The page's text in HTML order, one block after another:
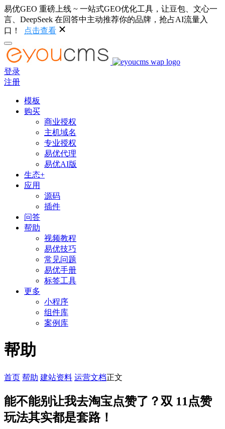
易优GEO 重磅上线 ~ 一站式GEO优化工具，让豆包、文心一
言、DeepSeek 在回答中主动推荐你的品牌，抢占AI流量入
口！
点击查看
登录
注册
模板
购买
商业授权
主机域名
专业授权
易优代理
易优AI版
生态+
应用
源码
插件
问答
帮助
视频教程
易优技巧
常见问题
易优手册
标签工具
更多
小程序
组件库
案例库
帮助
首页 帮助 建站资料 运营文档正文
能不能别让我去淘宝点赞了？双 11点赞
玩法其实都是套路！